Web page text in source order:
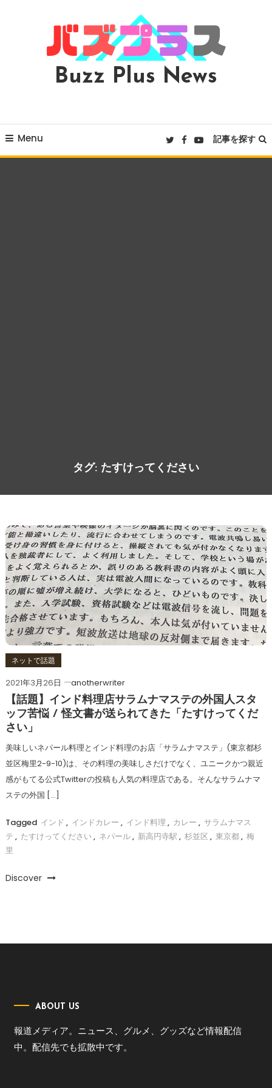
Buzz Plus News
Menu 記事を探す
タグ: たすけってください
ネットで話題
2021年3月26日
anotherwriter
【話題】インド料理店サラムナマステの外国人スタ
ッフ苦悩 / 怪文書が送られてきた「たすけってくだ
さい」
美味しいネパール料理とインド料理のお店「サラムナマステ」(東京都杉
並区梅里2-9-10)は、その料理の美味しさだけでなく、ユニークかつ親近
感がもてる公式Twitterの投稿も人気の料理店である。そんなサラムナマ
ステの外国 […]
Tagged インド , インドカレー , インド料理 , カレー , サラムナマス
テ , たすけってください , ネパール, 新高円寺駅 , 杉並区 , 東京都, 梅
里
Discover
ABOUT US
報道メディア。ニュース、グルメ、グッズなど情報配信
中。配信先でも拡散中です。